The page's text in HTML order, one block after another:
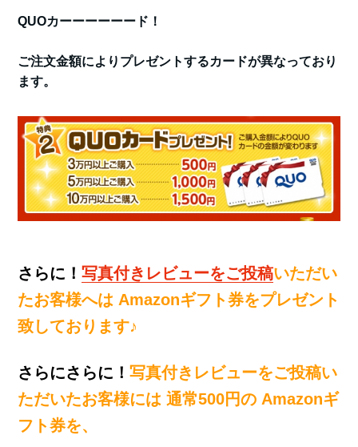
QUOカーーーーーード！
ご注文金額によりプレゼントするカードが異なっており
ます。
さらに！写真付きレビューをご投稿いただい
たお客様へは Amazonギフト券をプレゼント
致しております♪
さらにさらに！写真付きレビューをご投稿い
ただいたお客様には 通常500円の Amazonギ
フト券を、